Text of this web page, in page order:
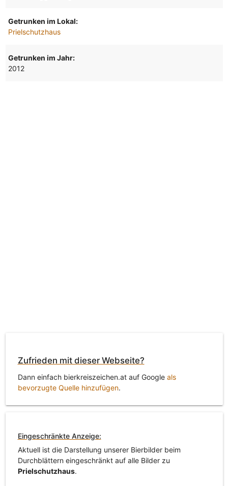
Getrunken im Lokal:
Prielschutzhaus
Getrunken im Jahr:
2012
Zufrieden mit dieser Webseite?
Dann einfach bierkreiszeichen.at auf Google als
bevorzugte Quelle hinzufügen.
Eingeschränkte Anzeige:
Aktuell ist die Darstellung unserer Bierbilder beim
Durchblättern eingeschränkt auf alle Bilder zu
Prielschutzhaus.